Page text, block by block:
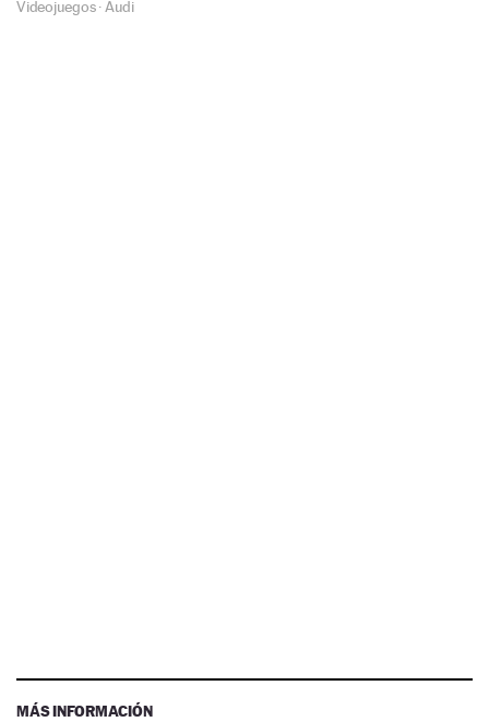
Videojuegos·Audi
MÁS INFORMACIÓN